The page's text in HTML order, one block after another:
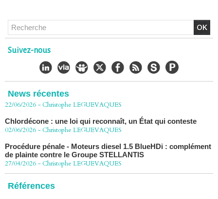
Suivez-nous
News récentes
Chlordécone : un non-lieu confirmé, la bataille se déplace
vers la Cour de cassation
30/06/2026 -Christophe LEGUEVAQUES
CHLORDÉCONE Déclaration de Me Christophe
LÈGUEVAQUES (CLE), avocat de parties civiles, après la
décision de confirmation du non-lieu
22/06/2026 -Christophe LEGUEVAQUES
02/06/2026 -Christophe LEGUEVAQUES
de plainte contre le Groupe STELLANTIS
27/04/2026 -Christophe LEGUEVAQUES
Péage autoroute : tout savoir (ou presque) sur l'action
collective ouverte le 2 avril
07/04/2026 -Christophe LEGUEVAQUES
Références